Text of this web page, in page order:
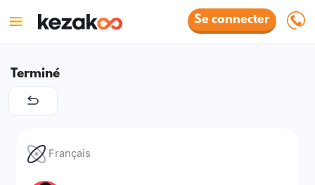
Se connecter
Terminé
Français